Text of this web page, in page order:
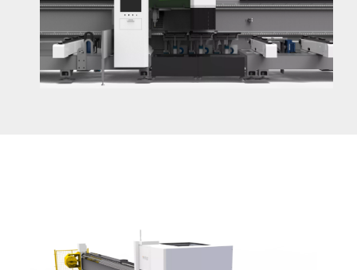
précision et la qualité de coupe sont plus garanties.